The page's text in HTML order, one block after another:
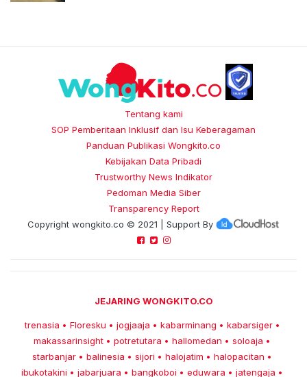
Tentang kami
SOP Pemberitaan Inklusif dan Isu Keberagaman
Panduan Publikasi Wongkito.co
Kebijakan Data Pribadi
Trustworthy News Indikator
Pedoman Media Siber
Transparency Report
Copyright wongkito.co © 2021 | Support By
JEJARING WONGKITO.CO
trenasia • Floresku • jogjaaja • kabarminang • kabarsiger •
makassarinsight • potretutara • hallomedan • soloaja •
starbanjar • balinesia • sijori • halojatim • halopacitan •
ibukotakini • jabarjuara • bangkoboi • eduwara • jatengaja •